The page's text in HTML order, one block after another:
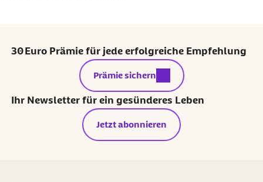
30 Euro Prämie für jede erfolgreiche Empfehlung
externer Link:
Prämie sichern
Ihr Newsletter für ein gesünderes Leben
Jetzt abonnieren